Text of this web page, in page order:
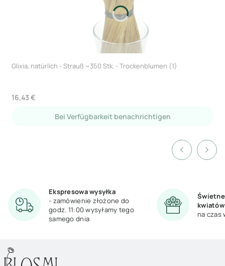
Glixia, natürlich - Strauß ~350 Stk. - Trockenblumen (1)
Preis
16,43 €
Bei Verfügbarkeit benachrichtigen
Ekspresowa wysyłka
- zamówienie złożone do
godz. 11:00 wysyłamy tego
samego dnia
kwiatów
na czas